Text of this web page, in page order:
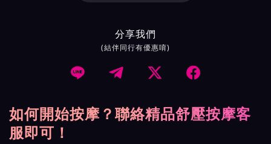
分享我們
(結伴同行有優惠唷)
   
如何開始按摩？聯絡精品舒壓按摩客
服即可！